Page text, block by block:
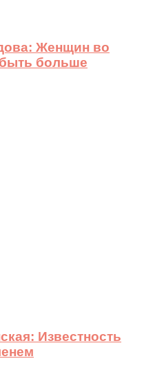
Женщин во
больше
Известность